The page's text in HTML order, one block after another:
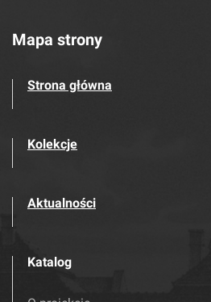
Mapa strony
Strona główna
Kolekcje
Aktualności
Katalog